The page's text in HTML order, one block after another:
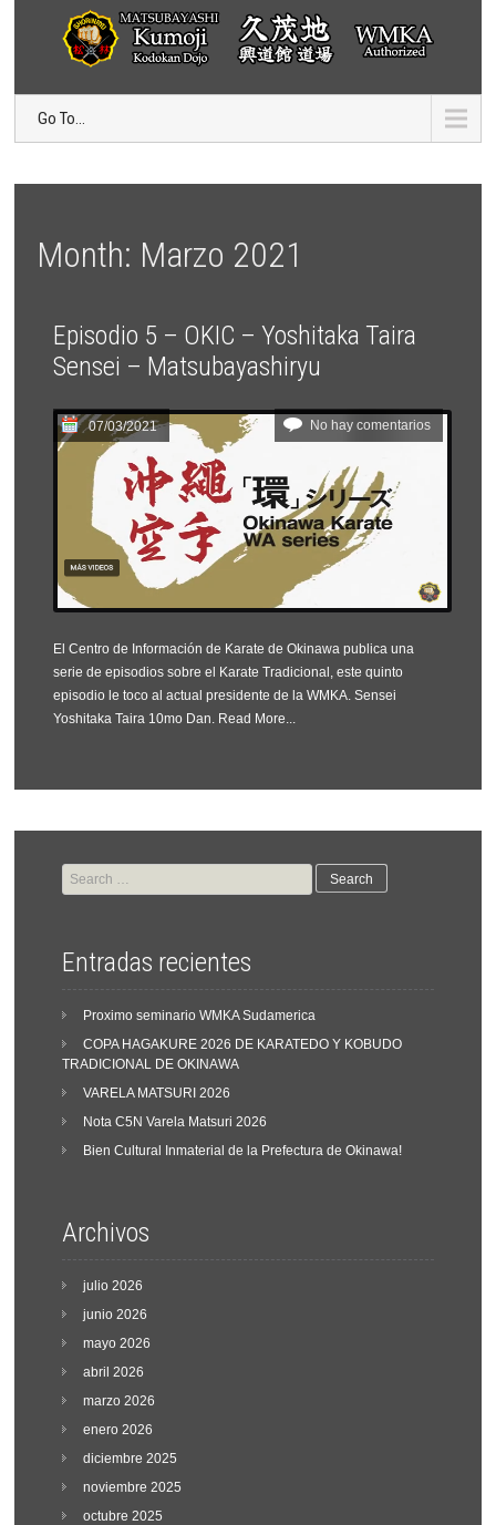
Go To...
Month: Marzo 2021
Episodio 5 – OKIC – Yoshitaka Taira
Sensei – Matsubayashiryu
07/03/2021 No hay comentarios
El Centro de Información de Karate de Okinawa publica una
serie de episodios sobre el Karate Tradicional, este quinto
episodio le toco al actual presidente de la WMKA. Sensei
Yoshitaka Taira 10mo Dan. Read More...
Search
for:
Entradas recientes
Proximo seminario WMKA Sudamerica
COPA HAGAKURE 2026 DE KARATEDO Y KOBUDO
TRADICIONAL DE OKINAWA
VARELA MATSURI 2026
Nota C5N Varela Matsuri 2026
Bien Cultural Inmaterial de la Prefectura de Okinawa!
Archivos
julio 2026
junio 2026
mayo 2026
abril 2026
marzo 2026
enero 2026
diciembre 2025
noviembre 2025
octubre 2025